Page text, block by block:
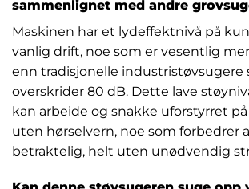
sammenlignet med andre
Maskinen har et lydeffektnivå på
vanlig drift, noe som er vesentlig
enn tradisjonelle industristøvsugere
overskrider 80 dB. Dette lave
kan arbeide og snakke uforstyrret
uten hørselvern, noe som forbedrer
betraktelig, helt uten unødvendig